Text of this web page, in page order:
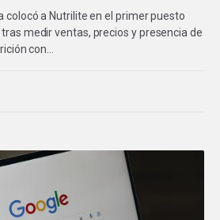
colocó a Nutrilite en el primer puesto
medir ventas, precios y presencia de
con…